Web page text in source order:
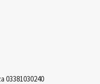
03381030240